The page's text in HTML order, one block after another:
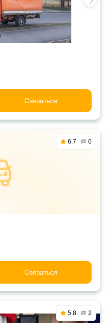
Связаться
6.7 0
Связаться
5.8 2